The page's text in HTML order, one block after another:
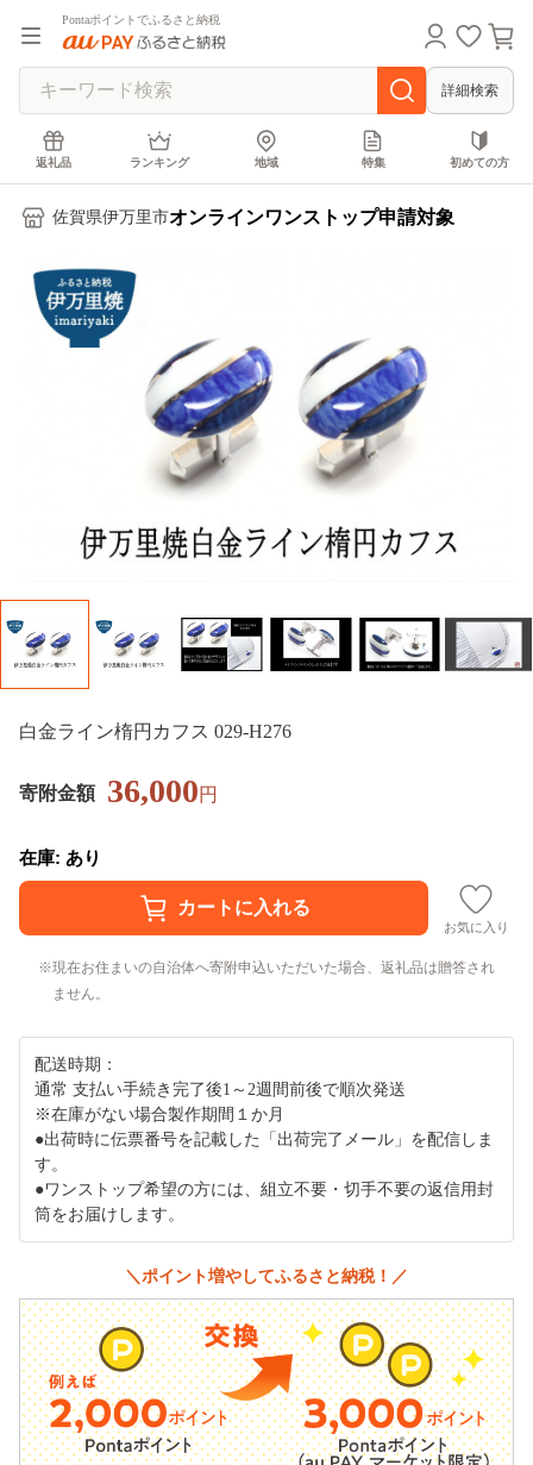
Pontaポイントでふるさと納税
詳細検索
返礼品 ランキング 地域 特集 初めての方
佐賀県伊万里市オンラインワンストップ申請対象
白金ライン楕円カフス 029-H276
寄附金額 36,000円
在庫: あり
お気に入り
現在お住まいの自治体へ寄附申込いただいた場合、返礼品は贈答され
ません。
配送時期：
通常 支払い手続き完了後1～2週間前後で順次発送
※在庫がない場合製作期間１か月
●出荷時に伝票番号を記載した「出荷完了メール」を配信しま
す。
●ワンストップ希望の方には、組立不要・切手不要の返信用封
筒をお届けします。
＼ポイント増やしてふるさと納税！／